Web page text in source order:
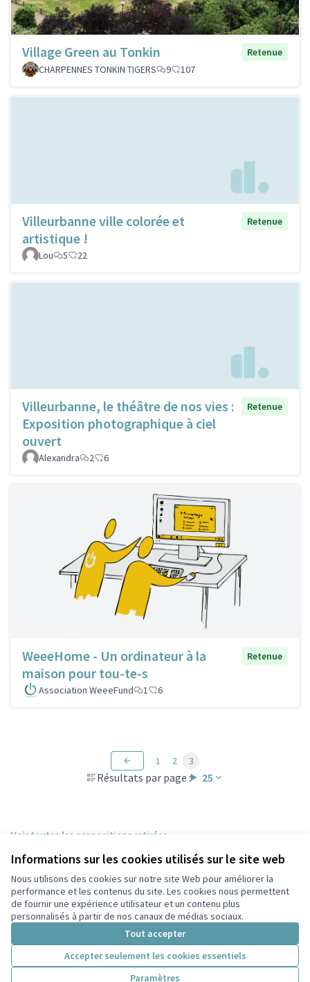
Informations sur les cookies utilisés sur le site web
Nous utilisons des cookies sur notre site Web pour améliorer la
performance et les contenus du site. Les cookies nous permettent
de fournir une expérience utilisateur et un contenu plus
personnalisés à partir de nos canaux de médias sociaux.
Tout accepter
Accepter seulement les cookies essentiels
Paramètres
Village Green au Tonkin
Retenue
CHARPENNES TONKIN TIGERS
9 107
Villeurbanne ville colorée et
artistique !
Retenue
Lou 5 22
Villeurbanne, le théâtre de nos vies :
Exposition photographique à ciel
ouvert
Retenue
Alexandra 2 6
WeeeHome - Un ordinateur à la
maison pour tou-te-s
Retenue
Association WeeeFund 1 6
Résultats par page : 25
1 2 3
Voir toutes les propositions retirées
Conditions d'utilisation
Paramètres des cookies
Participez Villeurbanne sur X
(Lien externe)
Participez Villeurbanne sur Facebook
Participez Villeurbanne sur Instagram
Participez Villeurbanne sur YouTube
(Lien externe)
Licence
(Lien